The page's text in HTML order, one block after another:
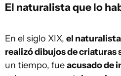
El naturalista que lo
En el siglo XIX, el
realizó dibujos de criaturas
un tiempo, fueacusado de